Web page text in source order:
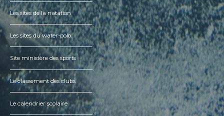
Les sites de la natation
Les sites du water-polo
Site ministère des sports
Le classement des clubs
Le calendrier scolaire